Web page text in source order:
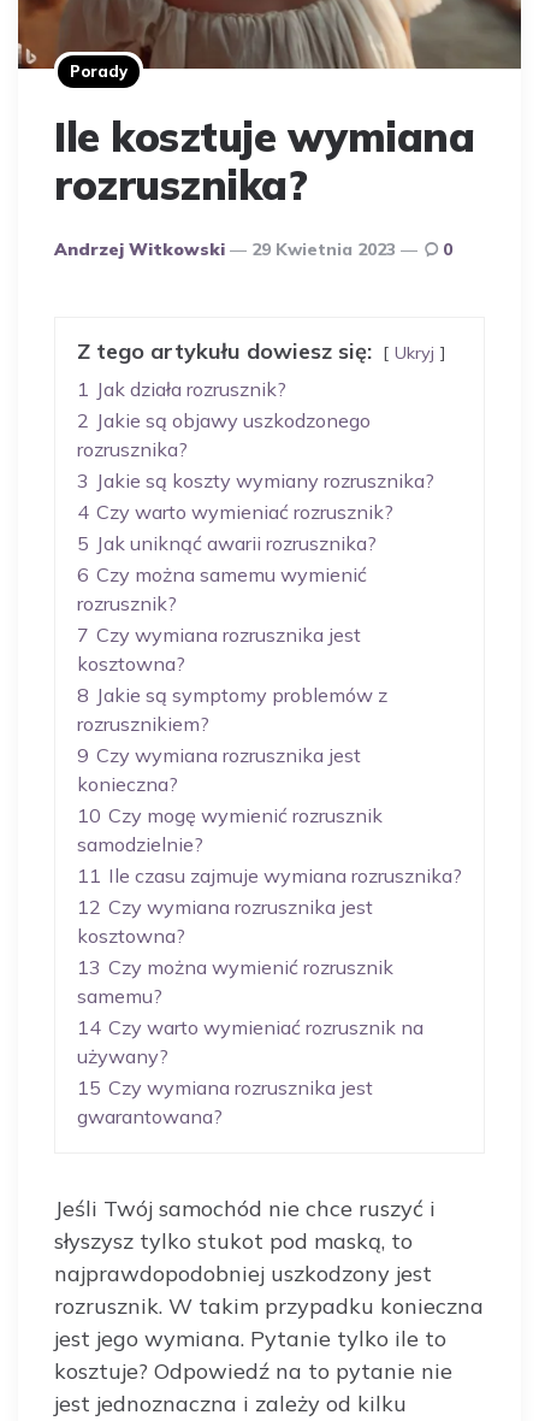
Porady
Ile kosztuje wymiana
rozrusznika?
Opublikowany
Andrzej Witkowski 29 Kwietnia 2023 0
Z tego artykułu dowiesz się: Ukryj
1 Jak działa rozrusznik?
2 Jakie są objawy uszkodzonego
rozrusznika?
3 Jakie są koszty wymiany rozrusznika?
4 Czy warto wymieniać rozrusznik?
5 Jak uniknąć awarii rozrusznika?
6 Czy można samemu wymienić
rozrusznik?
7 Czy wymiana rozrusznika jest
kosztowna?
8 Jakie są symptomy problemów z
rozrusznikiem?
9 Czy wymiana rozrusznika jest
konieczna?
10 Czy mogę wymienić rozrusznik
samodzielnie?
11 Ile czasu zajmuje wymiana rozrusznika?
12 Czy wymiana rozrusznika jest
kosztowna?
13 Czy można wymienić rozrusznik
samemu?
14 Czy warto wymieniać rozrusznik na
używany?
15 Czy wymiana rozrusznika jest
gwarantowana?
Jeśli Twój samochód nie chce ruszyć i
słyszysz tylko stukot pod maską, to
najprawdopodobniej uszkodzony jest
rozrusznik. W takim przypadku konieczna
jest jego wymiana. Pytanie tylko ile to
kosztuje? Odpowiedź na to pytanie nie
jest jednoznaczna i zależy od kilku